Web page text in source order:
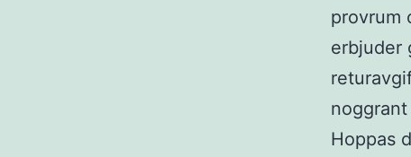
provrum
erbjuder
Hoppas